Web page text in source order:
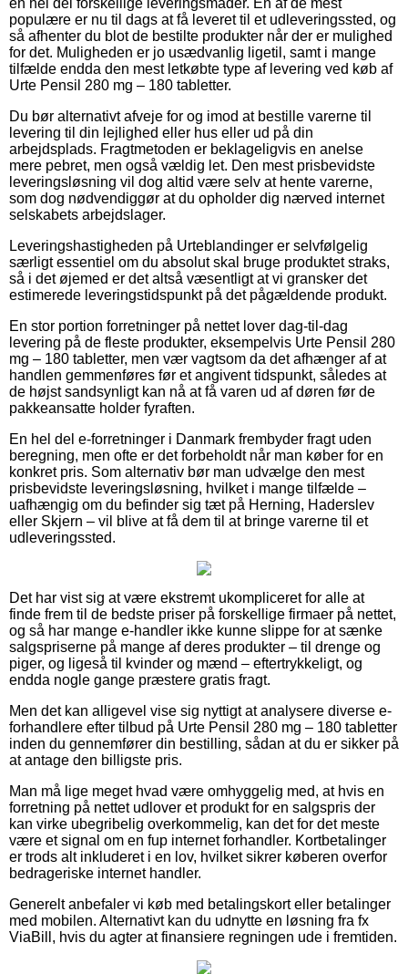
populære er nu til dags at få leveret til et udleveringssted, og
så afhenter du blot de bestilte produkter når der er mulighed
for det. Muligheden er jo usædvanlig ligetil, samt i mange
tilfælde endda den mest letkøbte type af levering ved køb af
Urte Pensil 280 mg – 180 tabletter.
Du bør alternativt afveje for og imod at bestille varerne til
levering til din lejlighed eller hus eller ud på din
arbejdsplads. Fragtmetoden er beklageligvis en anelse
mere pebret, men også vældig let. Den mest prisbevidste
leveringsløsning vil dog altid være selv at hente varerne,
som dog nødvendiggør at du opholder dig nærved internet
selskabets arbejdslager.
Leveringshastigheden på Urteblandinger er selvfølgelig
særligt essentiel om du absolut skal bruge produktet straks,
så i det øjemed er det altså væsentligt at vi gransker det
estimerede leveringstidspunkt på det pågældende produkt.
En stor portion forretninger på nettet lover dag-til-dag
levering på de fleste produkter, eksempelvis Urte Pensil 280
mg – 180 tabletter, men vær vagtsom da det afhænger af at
handlen gemmenføres før et angivent tidspunkt, således at
de højst sandsynligt kan nå at få varen ud af døren før de
pakkeansatte holder fyraften.
En hel del e-forretninger i Danmark frembyder fragt uden
beregning, men ofte er det forbeholdt når man køber for en
konkret pris. Som alternativ bør man udvælge den mest
prisbevidste leveringsløsning, hvilket i mange tilfælde –
uafhængig om du befinder sig tæt på Herning, Haderslev
eller Skjern – vil blive at få dem til at bringe varerne til et
udleveringssted.
Det har vist sig at være ekstremt ukompliceret for alle at
finde frem til de bedste priser på forskellige firmaer på nettet,
og så har mange e-handler ikke kunne slippe for at sænke
salgspriserne på mange af deres produkter – til drenge og
piger, og ligeså til kvinder og mænd – eftertrykkeligt, og
endda nogle gange præstere gratis fragt.
Men det kan alligevel vise sig nyttigt at analysere diverse e-
forhandlere efter tilbud på Urte Pensil 280 mg – 180 tabletter
inden du gennemfører din bestilling, sådan at du er sikker på
at antage den billigste pris.
Man må lige meget hvad være omhyggelig med, at hvis en
forretning på nettet udlover et produkt for en salgspris der
kan virke ubegribelig overkommelig, kan det for det meste
være et signal om en fup internet forhandler. Kortbetalinger
er trods alt inkluderet i en lov, hvilket sikrer køberen overfor
bedrageriske internet handler.
Generelt anbefaler vi køb med betalingskort eller betalinger
med mobilen. Alternativt kan du udnytte en løsning fra fx
ViaBill, hvis du agter at finansiere regningen ude i fremtiden.